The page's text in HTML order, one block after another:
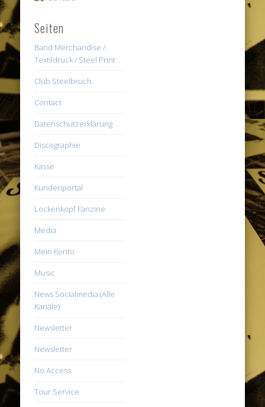
Seiten
Band Merchandise /
Textildruck / Steel Print
Club Steelbruch
Contact
Datenschutzerklärung
Discographie
Kasse
Kundenportal
Lockenkopf Fanzine
Media
Mein Konto
Music
News Socialmedia (Alle
Kanäle)
Newsletter
Newsletter
No Access
Tour Service